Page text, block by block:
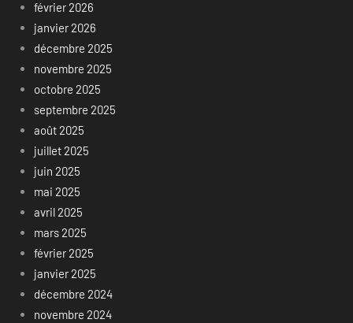
février 2026
janvier 2026
décembre 2025
novembre 2025
octobre 2025
septembre 2025
août 2025
juillet 2025
juin 2025
mai 2025
avril 2025
mars 2025
février 2025
janvier 2025
décembre 2024
novembre 2024